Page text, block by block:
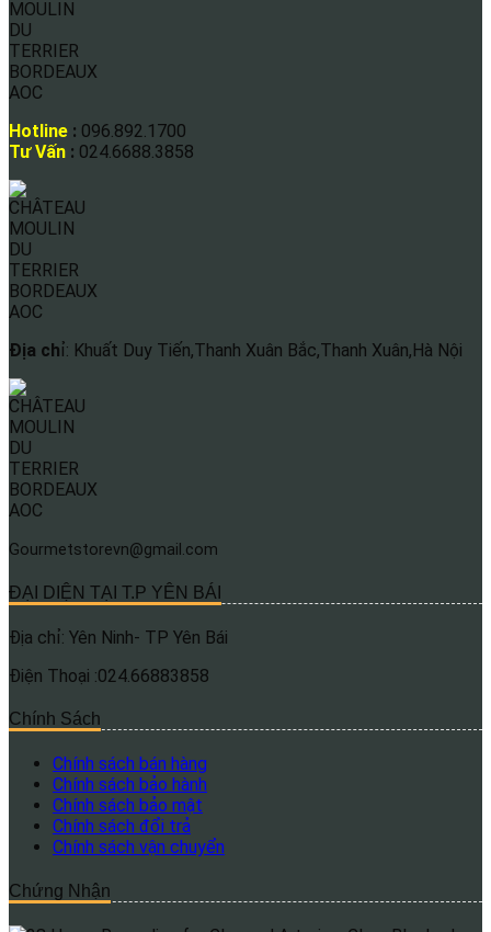
Hotline : 096.892.1700
Tư Vấn : 024.6688.3858
Địa chỉ: Khuất Duy Tiến,Thanh Xuân Bắc,Thanh Xuân,Hà Nội
Gourmetstorevn@gmail.com
ĐẠI DIỆN TẠI T.P YÊN BÁI
Địa chỉ: Yên Ninh- TP Yên Bái
Điện Thoại :024.66883858
Chính Sách
Chính sách bán hàng
Chính sách bảo hành
Chính sách bảo mật
Chính sách đổi trả
Chính sách vận chuyển
Chứng Nhận